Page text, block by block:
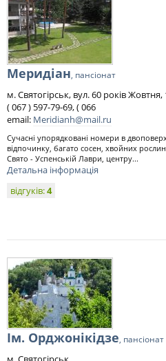
Меридіан, пансіонат
м. Святогірськ, вул. 60 років
( 067 ) 597-79-69, ( 066
email: Meridianh@mail.ru
Сучасні упорядковані номери в
відпочинку, багато сосен, хвойних
Свято - Успенській Лаври, центру...
Детальна інформація
відгуків:4
Ім. Орджонікідзе, пансіонат